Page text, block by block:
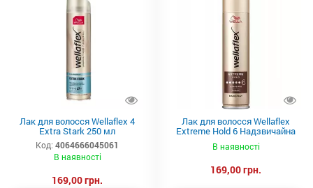
Лак для волосся Wellaflex 4
Extra Stark 250 мл
Код: 4064666045061
В наявності
169,00 грн.
Лак для волосся Wellaflex
Extreme Hold 6 Надзвичайна
фіксація, 250 мл
В наявності
169,00 грн.